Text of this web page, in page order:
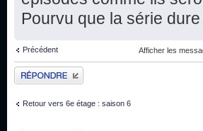
Pourvu que la série
Précédent Afficher les
Publier une réponse
Retour vers 6e étage : saison 6